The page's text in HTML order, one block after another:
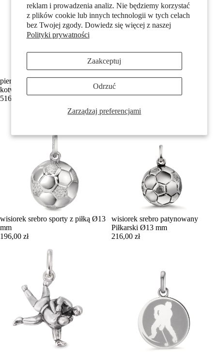
reklam i prowadzenia analiz. Nie będziemy korzystać
z plików cookie lub innych technologii w tych celach
bez Twojej zgody. Dowiedz się więcej z naszej
Polityki prywatności
Zarządzaj preferencjami
Zaakceptuj
Odrzuć
pierścionek srebro patynowany
kotwica
516,00 zł
wisiorek złoto żółte 375/9 K
kotwica
316,00 zł
wisiorek srebro sporty z piłką Ø13
mm
196,00 zł
wisiorek srebro patynowany
Piłkarski Ø13 mm
216,00 zł